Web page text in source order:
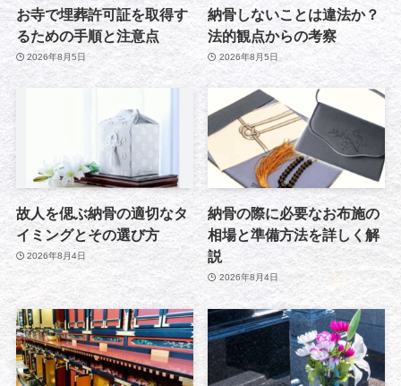
お寺で埋葬許可証を取得す
るための手順と注意点
2026年8月5日
納骨しないことは違法か？
法的観点からの考察
2026年8月5日
故人を偲ぶ納骨の適切なタ
イミングとその選び方
2026年8月4日
納骨の際に必要なお布施の
相場と準備方法を詳しく解
説
2026年8月4日